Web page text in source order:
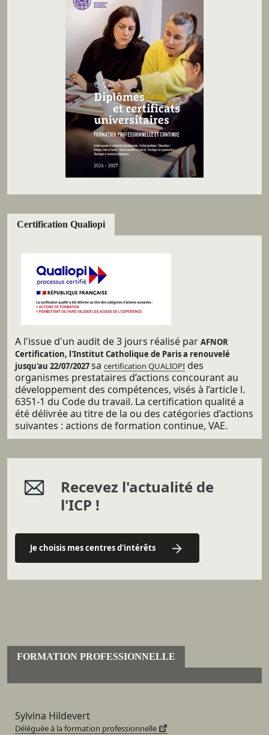
Certification Qualiopi
A l'issue d'un audit de 3 jours réalisé par AFNOR
Certification, l'Institut Catholique de Paris a renouvelé
jusqu'au 22/07/2027sa certification QUALIOPIdes
organismes prestataires d’actions concourant au
développement des compétences, visés à l’article l.
6351-1 du Code du travail. La certification qualité a
été délivrée au titre de la ou des catégories d’actions
suivantes : actions de formation continue, VAE.
Recevez l'actualité de
l'ICP !
Je choisis mes centres d'intérêts
FORMATION PROFESSIONNELLE
Sylvina Hildevert
Déléguée à la formation professionnelle